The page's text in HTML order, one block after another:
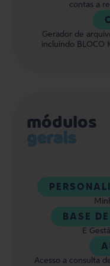
contas a
Gerador de
incluindo BLOCO
módulos
gerais
BASE
E
Acesso a consulta